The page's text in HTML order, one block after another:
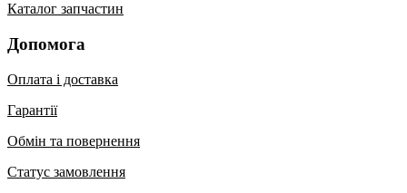
Каталог запчастин
Допомога
Оплата і доставка
Гарантії
Обмін та повернення
Статус замовлення